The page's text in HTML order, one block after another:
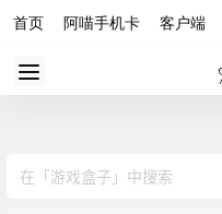
首页 阿喵手机卡 客户端